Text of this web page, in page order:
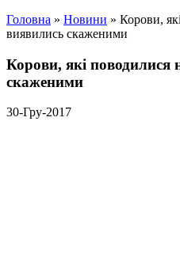
Головна » Новини » Корови,
виявились скаженими
Корови, які поводилися
скаженими
30-Гру-2017